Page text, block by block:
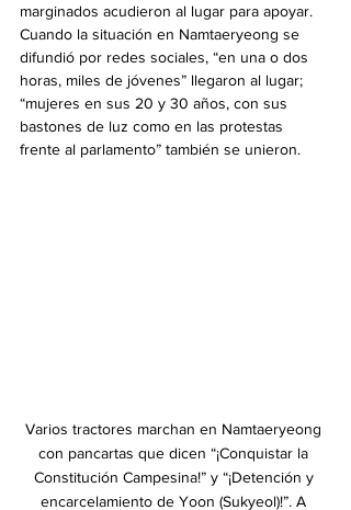
marginados acudieron al lugar para apoyar.
Cuando la situación en Namtaeryeong se
difundió por redes sociales, “en una o dos
horas, miles de jóvenes” llegaron al lugar;
“mujeres en sus 20 y 30 años, con sus
bastones de luz como en las protestas
frente al parlamento” también se unieron.
Varios tractores marchan en Namtaeryeong
con pancartas que dicen “¡Conquistar la
Constitución Campesina!” y “¡Detención y
encarcelamiento de Yoon (Sukyeol)!”. A